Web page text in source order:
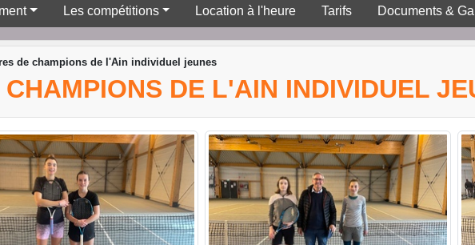
Les compétitions Location à l'heure Tarifs Documents &
de champions de l'Ain individuel jeunes
DE L'AIN INDIVIDUEL